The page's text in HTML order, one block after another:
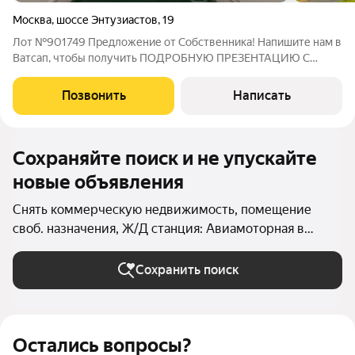
Остались вопросы?
Москва, шоссе Энтузиастов,19
Лот №901749 Предложение от Собственника! Напишите нам в
Ватсап, чтобы получить ПОДРОБНУЮ ПРЕЗЕНТАЦИЮ С
здание целиком в 3 мин от м.Авиамоторная. Удобное
расположение на 1 линии шоссе Энтузиастов,
Позвонить Написать
Сохраняйте поиск и не упускайте
новые объявления
Снять коммерческую недвижимость, помещение
своб. назначения, Ж/Д станция: Авиамоторная в
Москве и МО
Сохранить поиск